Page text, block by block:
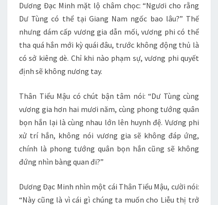
Dương Đạc Minh mặt lộ châm chọc: “Ngươi cho rằng
Dư Tùng có thể tại Giang Nam ngốc bao lâu?” Thế
nhưng dám cấp vương gia dẫn mối, vương phi có thể
tha quá hắn mới kỳ quái đâu, trước không động thủ là
có sở kiêng dè. Chỉ khi nào phạm sự, vương phi quyết
định sẽ không nương tay.
Thân Tiểu Mậu có chút bận tâm nói: “Dư Tùng cùng
vương gia hơn hai mươi năm, cùng phong tướng quân
bọn hắn lại là cùng nhau lớn lên huynh đệ. Vương phi
xử trí hắn, không nói vương gia sẽ không đáp ứng,
chính là phong tướng quân bọn hắn cũng sẽ không
đứng nhìn bàng quan đi?”
Dương Đạc Minh nhìn một cái Thân Tiểu Mậu, cười nói:
“Này cũng là vì cái gì chúng ta muốn cho Liễu thị trở